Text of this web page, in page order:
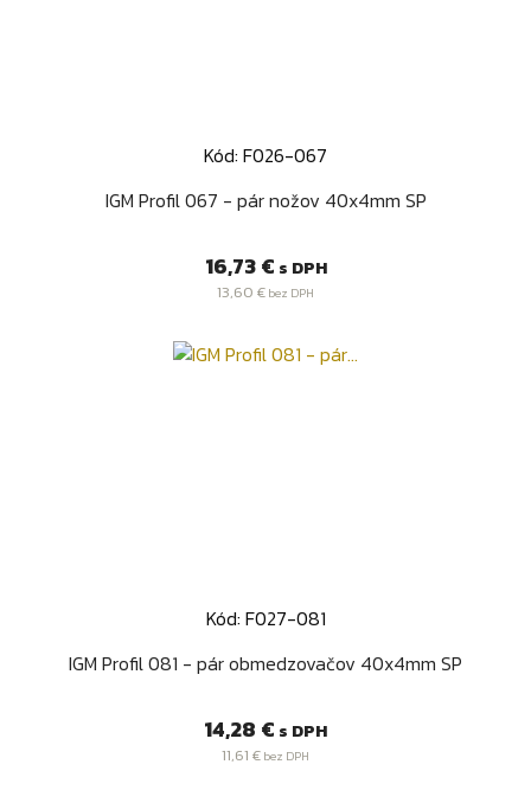
Kód: F026-067
IGM Profil 067 - pár nožov 40x4mm SP
Cena
16,73 € s DPH
13,60 € bez DPH
Kód: F027-081
IGM Profil 081 - pár obmedzovačov 40x4mm SP
Cena
14,28 € s DPH
11,61 € bez DPH